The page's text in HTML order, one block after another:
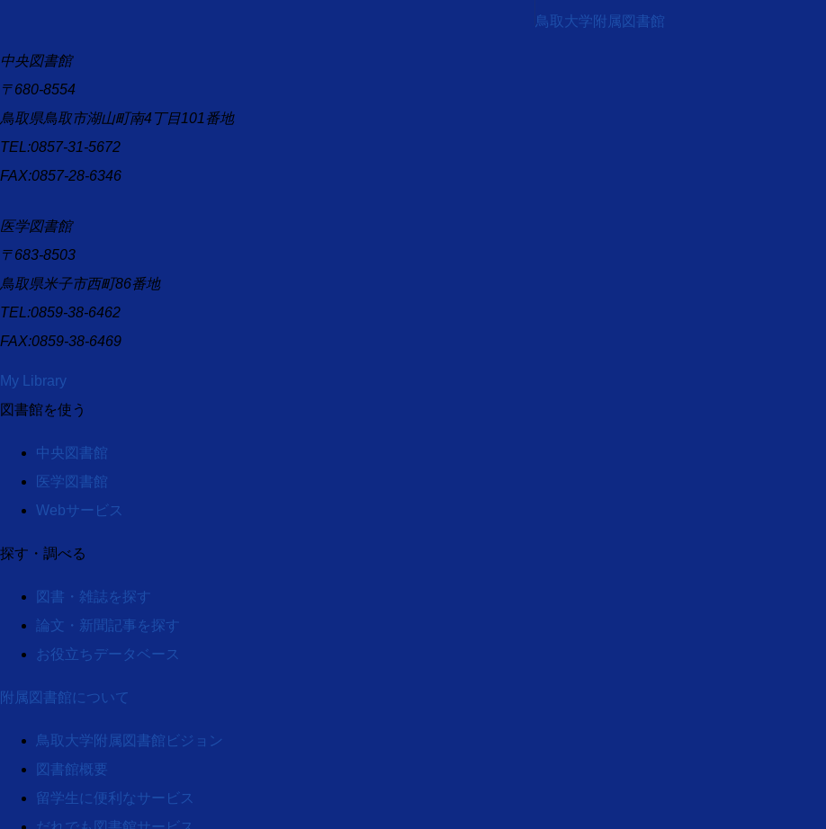
鳥取大学附属図書館
中央図書館
〒680-8554
鳥取県鳥取市湖山町南4丁目101番地
TEL:0857-31-5672
FAX:0857-28-6346
医学図書館
〒683-8503
鳥取県米子市西町86番地
TEL:0859-38-6462
FAX:0859-38-6469
My Library
図書館を使う
中央図書館
医学図書館
Webサービス
探す・調べる
図書・雑誌を探す
論文・新聞記事を探す
お役立ちデータベース
附属図書館について
鳥取大学附属図書館ビジョン
図書館概要
留学生に便利なサービス